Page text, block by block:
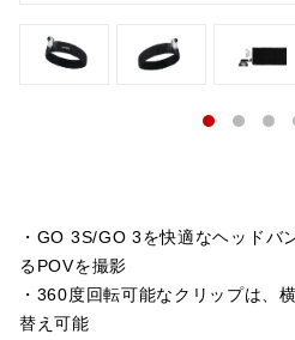
・GO 3S/GO 3を快適なヘッドバ
るPOVを撮影
・360度回転可能なクリップは、
替え可能